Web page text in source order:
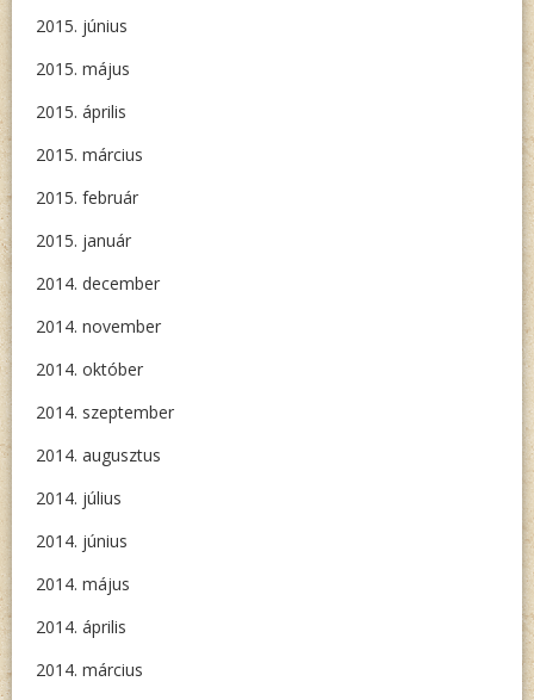
2015. június
2015. május
2015. április
2015. március
2015. február
2015. január
2014. december
2014. november
2014. október
2014. szeptember
2014. augusztus
2014. július
2014. június
2014. május
2014. április
2014. március